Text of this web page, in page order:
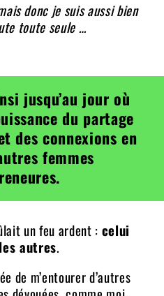
donc je suis aussi bien
toute seule …
jusqu’au jour où
du partage
des connexions en
femmes
un feu ardent : celui
autres.
de m’entourer d’autres